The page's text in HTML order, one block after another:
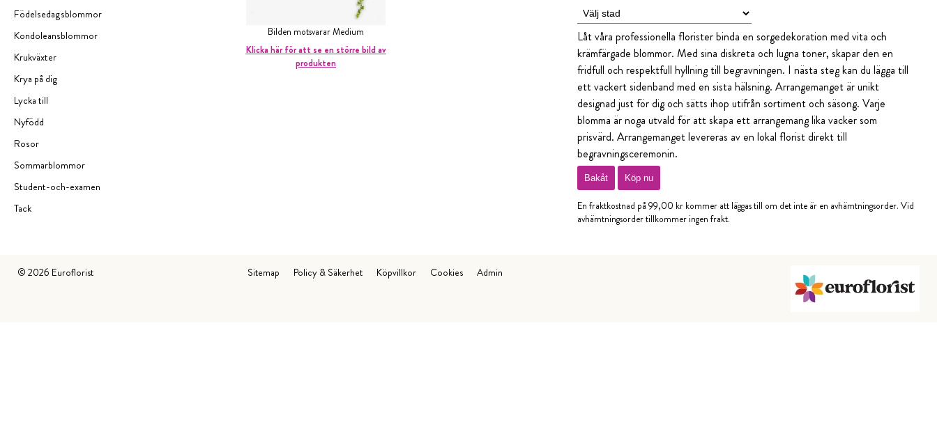
Födelsedagsblommor
Kondoleansblommor
Krukväxter
Krya på dig
Lycka till
Nyfödd
Rosor
Sommarblommor
Student-och-examen
Tack
Bilden motsvarar Medium
Klicka här för att se en större bild av
produkten
Låt våra professionella florister binda en sorgedekoration med vita och
krämfärgade blommor. Med sina diskreta och lugna toner, skapar den en
fridfull och respektfull hyllning till begravningen. I nästa steg kan du lägga till
ett vackert sidenband med en sista hälsning. Arrangemanget är unikt
designad just för dig och sätts ihop utifrån sortiment och säsong. Varje
blomma är noga utvald för att skapa ett arrangemang lika vacker som
prisvärd. Arrangemanget levereras av en lokal florist direkt till
begravningsceremonin.
Bakåt Köp nu
En fraktkostnad på 99,00 kr kommer att läggas till om det inte är en avhämtningsorder. Vid
avhämtningsorder tillkommer ingen frakt.
© 2026 Euroflorist Sitemap Policy & Säkerhet Köpvillkor Cookies Admin